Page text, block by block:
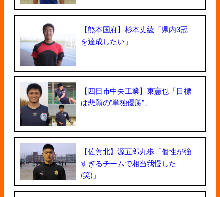
【熊本国府】杉本丈紘「県内3冠
を達成したい」
【四日市中央工業】東憲也「目標
は悲願の"単独優勝"」
【佐賀北】源五郎丸歩「個性が強
すぎるチームで相当我慢した
(笑)」